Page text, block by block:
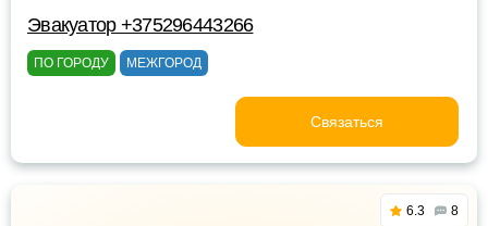
Эвакуатор +375296443266
ПО ГОРОДУ МЕЖГОРОД
Связаться
6.3 8